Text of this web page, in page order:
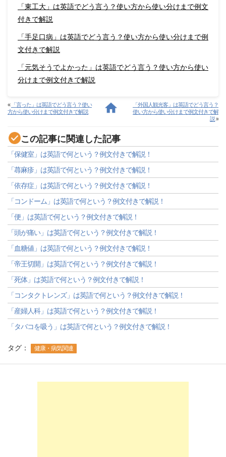
「東工大」は英語でどう言う？使い方から使い分けまで例文
付きで解説
「手足口病」は英語でどう言う？使い方から使い分けまで例
文付きで解説
「元気そうでよかった」は英語でどう言う？使い方から使い
分けまで例文付きで解説
« 「言った」は英語でどう言う？使い
方から使い分けまで例文付きで解説
「外国人観光客」は英語でどう言う？
使い方から使い分けまで例文付きで解
説»
この記事に関連した記事
「保健室」は英語で何という？例文付きで解説！
「蕁麻疹」は英語で何という？例文付きで解説！
「依存症」は英語で何という？例文付きで解説！
「コンドーム」は英語で何という？例文付きで解説！
「便」は英語で何という？例文付きで解説！
「頭が痛い」は英語で何という？例文付きで解説！
「血糖値」は英語で何という？例文付きで解説！
「帝王切開」は英語で何という？例文付きで解説！
「死体」は英語で何という？例文付きで解説！
「コンタクトレンズ」は英語で何という？例文付きで解説！
「産婦人科」は英語で何という？例文付きで解説！
「タバコを吸う」は英語で何という？例文付きで解説！
タグ： 健康・病気関連